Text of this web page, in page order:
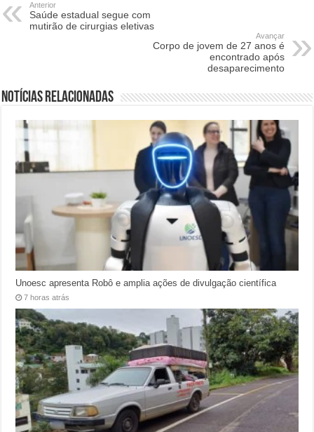
Anterior
Saúde estadual segue com
mutirão de cirurgias eletivas
Avançar
Corpo de jovem de 27 anos é
encontrado após
desaparecimento
Notícias relacionadas
Unoesc apresenta Robô e amplia ações de divulgação científica
7 horas atrás